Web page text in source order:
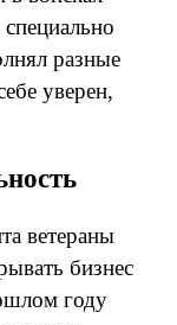
разные
уверен,
ветераны
бизнес
году